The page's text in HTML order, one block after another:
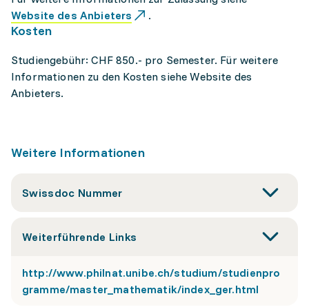
Website des Anbieters
.
Kosten
Studiengebühr: CHF 850.- pro Semester. Für weitere
Informationen zu den Kosten siehe Website des
Anbieters.
Weitere Informationen
Swissdoc Nummer
Weiterführende Links
http://www.philnat.unibe.ch/studium/studienpro
gramme/master_mathematik/index_ger.html